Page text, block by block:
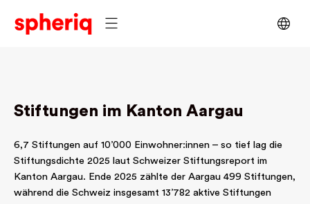
Stiftungen im Kanton Aargau
6,7 Stiftungen auf 10’000 Einwohner:innen – so tief lag die
Stiftungsdichte 2025 laut Schweizer Stiftungsreport im
Kanton Aargau. Ende 2025 zählte der Aargau 499 Stiftungen,
während die Schweiz insgesamt 13’782 aktive Stiftungen